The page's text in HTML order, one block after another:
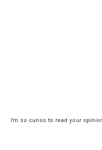
I'm so curios to read your